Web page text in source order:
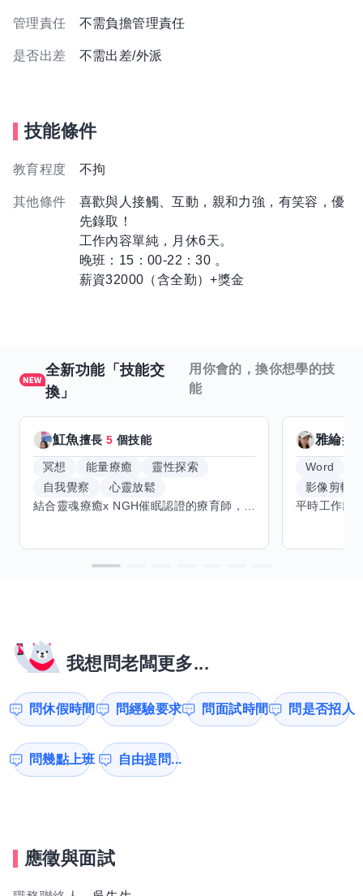
管理責任 不需負擔管理責任
是否出差 不需出差/外派
技能條件
教育程度 不拘
其他條件
喜歡與人接觸、互動，親和力強，有笑容，優
先錄取！
工作內容單純，月休6天。
晚班：15：00-22：30 。
薪資32000（含全勤）+獎金
全新功能「技能交
換」
用你會的，換你想學的技
能
魟魚擅長5 個技能
冥想 能量療癒
靈性探索
自我覺察
心靈放鬆
雅綸擅
Word
影像剪輯
我想問老闆更多...
問休假時間 問經驗要求 問面試時間 問是否招人
問幾點上班 自由提問...
應徵與面試